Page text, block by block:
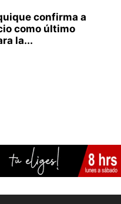
confirma a
como último
la...